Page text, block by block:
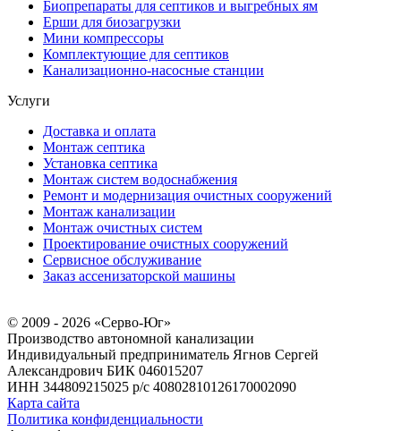
Биопрепараты для септиков и выгребных ям
Ерши для биозагрузки
Мини компрессоры
Комплектующие для септиков
Канализационно-насосные станции
Услуги
Доставка и оплата
Монтаж септика
Установка септика
Монтаж систем водоснабжения
Ремонт и модернизация очистных сооружений
Монтаж канализации
Монтаж очистных систем
Проектирование очистных сооружений
Сервисное обслуживание
Заказ ассенизаторской машины
© 2009 - 2026 «Серво-Юг»
Производство автономной канализации
Индивидуальный предприниматель Ягнов Сергей
Александрович БИК 046015207
ИНН 344809215025 р/с 40802810126170002090
Карта сайта
Политика конфиденциальности